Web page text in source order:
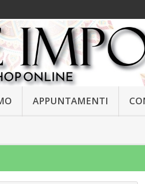
APPUNTAMENTI